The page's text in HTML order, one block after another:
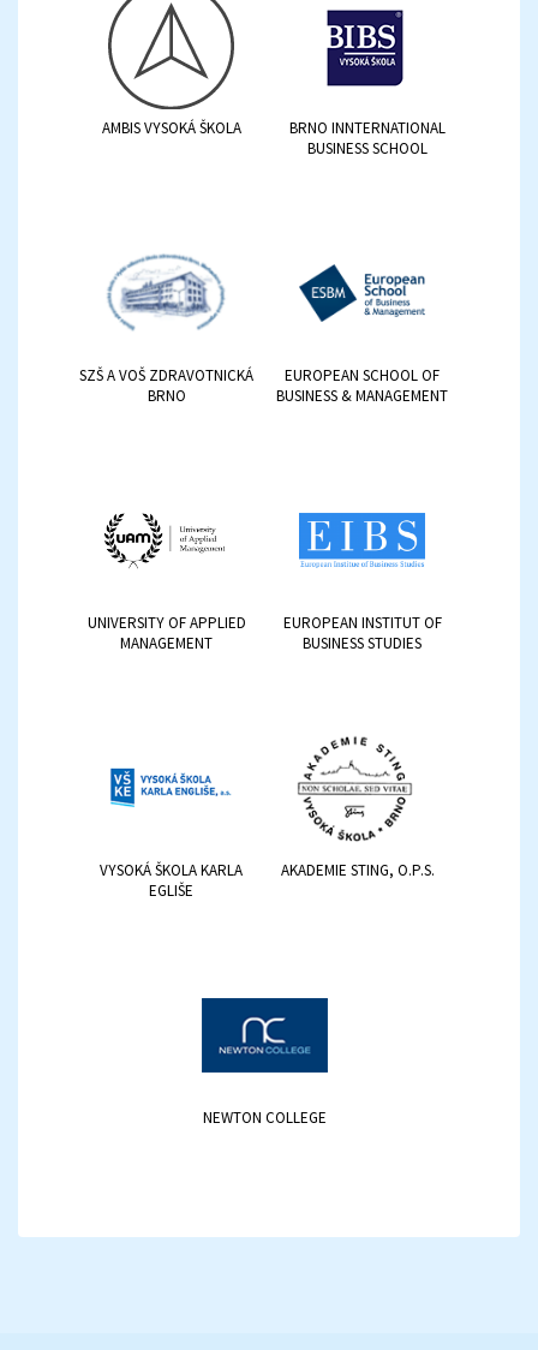
AMBIS VYSOKÁ ŠKOLA
BRNO INNTERNATIONAL
BUSINESS SCHOOL
SZŠ A VOŠ ZDRAVOTNICKÁ
BRNO
EUROPEAN SCHOOL OF
BUSINESS & MANAGEMENT
UNIVERSITY OF APPLIED
MANAGEMENT
EUROPEAN INSTITUT OF
BUSINESS STUDIES
VYSOKÁ ŠKOLA KARLA
EGLIŠE
AKADEMIE STING, O.P.S.
NEWTON COLLEGE